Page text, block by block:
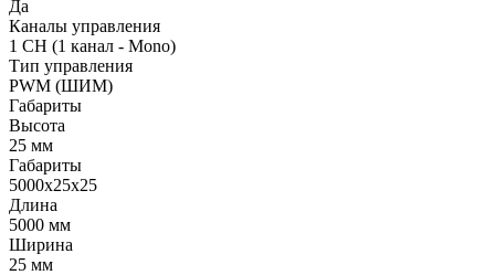
Да
Каналы управления
1 CH (1 канал - Mono)
Тип управления
PWM (ШИМ)
Габариты
Высота
25 мм
Габариты
5000x25x25
Длина
5000 мм
Ширина
25 мм